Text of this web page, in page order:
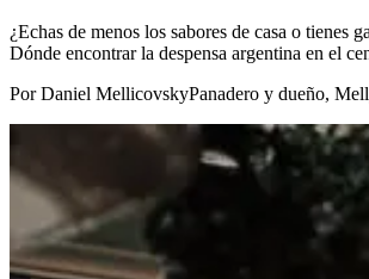
¿Echas de menos los sabores de casa o tienes
Dónde encontrar la despensa argentina en el
Por Daniel MellicovskyPanadero y dueño,